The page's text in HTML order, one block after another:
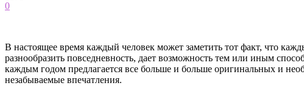
0
В настоящее время каждый человек может заметить тот факт, что
разнообразить повседневность, дает возможность тем или иным
каждым годом предлагается все больше и больше оригинальных и
незабываемые впечатления.